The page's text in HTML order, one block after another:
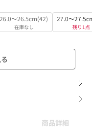
26.0～26.5cm(42)
在庫なし
27.0～
残り1点
商品詳細